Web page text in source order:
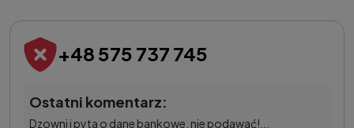
+48 575 737 745
Ostatni komentarz:
Dzowni i pyta o dane bankowe, nie podawać!...